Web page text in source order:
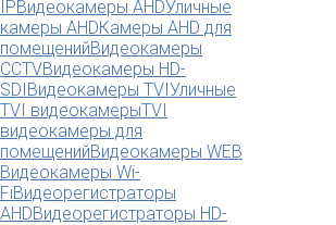
IPВидеокамеры AHDУличные
камеры AHDКамеры AHD для
помещенийВидеокамеры
CCTVВидеокамеры HD-
SDIВидеокамеры TVIУличные
TVI видеокамерыTVI
видеокамеры для
помещенийВидеокамеры WEB
Видеокамеры Wi-
FiВидеорегистраторы
AHDВидеорегистраторы HD-